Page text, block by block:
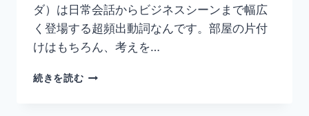
ま
と
め】
ダ）は日常会話からビジネスシーンまで幅広
く登場する超頻出動詞なんです。部屋の片付
けはもちろん、考えを…
続きを読む韓